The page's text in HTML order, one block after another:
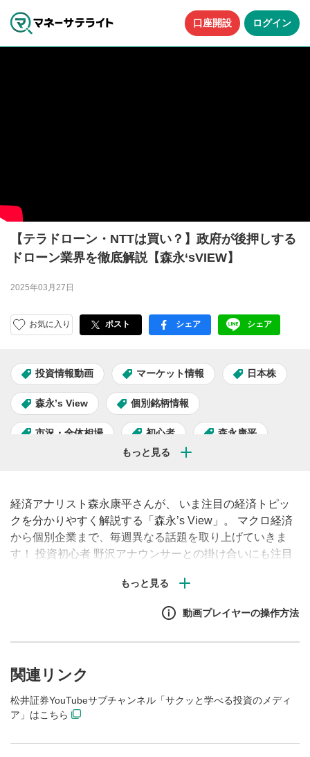
口座開設 ログイン
【テラドローン・NTTは買い？】政府が後押しする
ドローン業界を徹底解説【森永‘sVIEW】
2025年03月27日
お気に入り ポスト facebook
シェア LINE
シェア
投資情報動画 マーケット情報 日本株
森永’s View 個別銘柄情報
市況・全体相場 初心者 森永康平
経済アナリスト森永康平さんが、 いま注目の経済トピッ
クを分かりやすく解説する「森永’s View」。 マクロ経済
から個別企業まで、毎週異なる話題を取り上げていきま
す！ 投資初心者 野沢アナウンサーとの掛け合いにも注目
動画プレイヤーの操作方法
関連リンク
松井証券YouTubeサブチャンネル「サクッと学べる投資のメディ
ア」はこちら